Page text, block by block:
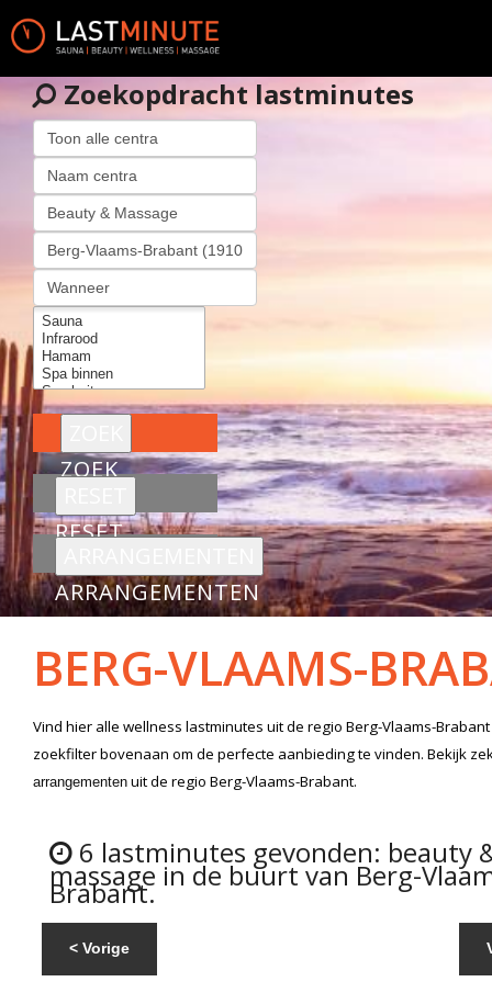
Zoekopdracht lastminutes
ZOEK
RESET
ARRANGEMENTEN
BERG-VLAAMS-
Vind hier alle wellness lastminutes uit de regio Berg-Vlaams-Brabant
zoekfilter bovenaan om de perfecte aanbieding te vinden. Bekijk
arrangementen uit de regio Berg-Vlaams-Brabant.
6 lastminutes gevonden: beauty
massage in de buurt van Berg-
Brabant.
< Vorige